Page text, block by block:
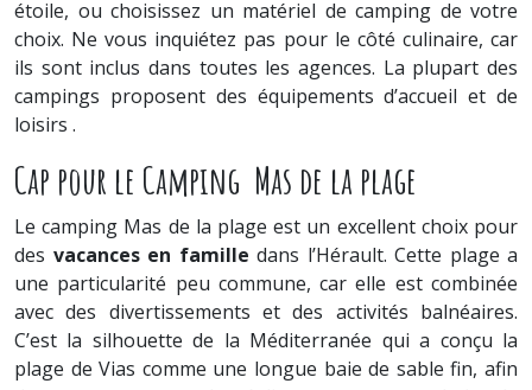
étoile, ou choisissez un matériel de camping de votre
choix. Ne vous inquiétez pas pour le côté culinaire, car
ils sont inclus dans toutes les agences. La plupart des
campings proposent des équipements d’accueil et de
loisirs .
Cap pour le Camping Mas de la plage
Le camping Mas de la plage est un excellent choix pour
des vacances en famille dans l’Hérault. Cette plage a
une particularité peu commune, car elle est combinée
avec des divertissements et des activités balnéaires.
C’est la silhouette de la Méditerranée qui a conçu la
plage de Vias comme une longue baie de sable fin, afin